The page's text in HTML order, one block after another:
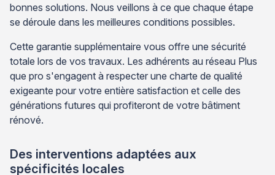
bonnes solutions. Nous veillons à ce que chaque étape
se déroule dans les meilleures conditions possibles.
Cette garantie supplémentaire vous offre une sécurité
totale lors de vos travaux. Les adhérents au réseau Plus
que pro s'engagent à respecter une charte de qualité
exigeante pour votre entière satisfaction et celle des
générations futures qui profiteront de votre bâtiment
rénové.
Des interventions adaptées aux
spécificités locales